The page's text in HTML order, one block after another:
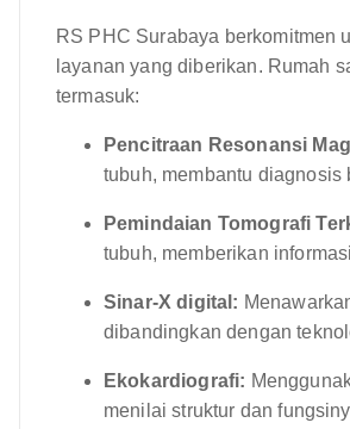
RS PHC Surabaya berkomitmen
layanan yang diberikan. Rumah
termasuk:
Pencitraan Resonansi
tubuh, membantu diagnosis
Pemindaian Tomografi
tubuh, memberikan
Sinar-X digital:
dibandingkan dengan
Ekokardiografi:
menilai struktur dan